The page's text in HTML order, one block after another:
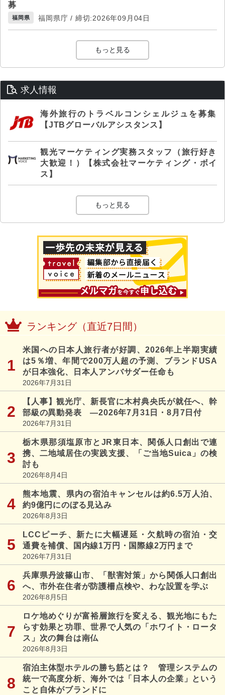
募
福岡県 福岡県庁 / 締切:2026年09月04日
もっと見る
求人情報
海外旅行のトラベルコンシェルジュを募集
【JTBグローバルアシスタンス】
観光マーケティング実務スタッフ（旅行好き
大歓迎！）【株式会社マーケティング・ボイ
ス】
もっと見る
ランキング（直近7日間）
米国への日本人旅行者が好調、2026年上半期実績
は5％増、年間で200万人超の予測、ブランドUSA
が日本強化、日本人アンバサダー任命も
2026年7月31日
【人事】観光庁、新長官に木村典央氏が就任へ、幹
部級の異動発表 ―2026年7月31日・8月7日付
2026年7月31日
栃木県那須塩原市とJR東日本、関係人口創出で連
携、二地域居住の実践支援、「ご当地Suica」の検
討も
2026年8月4日
熊本地震、県内の宿泊キャンセルは約6.5万人泊、
約9億円にのぼる見込み
2026年8月3日
LCCピーチ、新たに大幅遅延・欠航時の宿泊・交
通費を補償、国内線1万円・国際線2万円まで
2026年7月31日
兵庫県丹波篠山市、「獣害対策」から関係人口創出
へ、市外在住者が防護柵点検や、わな設置を学ぶ
2026年8月5日
ロケ地めぐりが富裕層旅行を変える、観光地にもた
らす効果と功罪、世界で人気の「ホワイト・ロータ
ス」次の舞台は南仏
2026年8月3日
宿泊主体型ホテルの勝ち筋とは？ 管理システムの
統一で高度分析、海外では「日本人の企業」という
こと自体がブランドに